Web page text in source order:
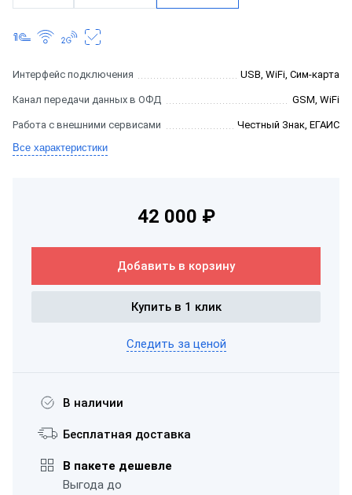
Интерфейс подключения USB, WiFi, Сим-карта
Канал передачи данных в ОФД GSM, WiFi
Работа с внешними сервисами
Честный Знак, ЕГАИС
Все характеристики
42 000 ₽
Добавить в корзину
Купить в 1 клик
Следить за ценой
В наличии
Бесплатная доставка
В пакете дешевле
Выгода до